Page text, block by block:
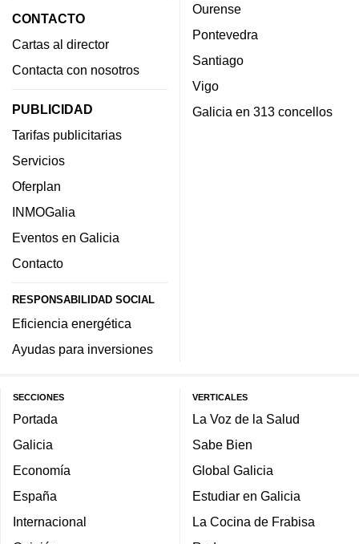
CONTACTO
Cartas al director
Contacta con nosotros
PUBLICIDAD
Tarifas publicitarias
Servicios
Oferplan
INMOGalia
Eventos en Galicia
Contacto
RESPONSABILIDAD SOCIAL
Eficiencia energética
Ayudas para inversiones
Ourense
Pontevedra
Santiago
Vigo
Galicia en 313 concellos
SECCIONES
Portada
Galicia
Economía
España
Internacional
VERTICALES
La Voz de la Salud
Sabe Bien
Global Galicia
Estudiar en Galicia
La Cocina de Frabisa